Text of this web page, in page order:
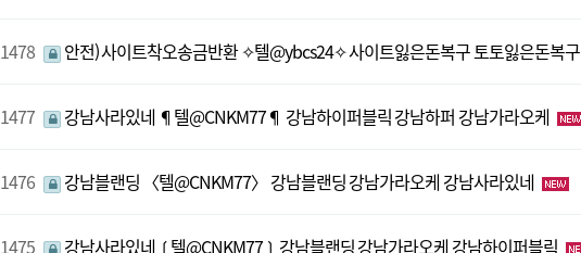
1478 안전) 사이트착오송금반환 ✧텔@ybcs24✧ 사이트잃은돈복구 토토잃은돈복구
1477 강남사라있네 ¶텔@CNKM77¶ 강남하이퍼블릭 강남하퍼 강남가라오케
1476 강남블랜딩 〈텔@CNKM77〉 강남블랜딩 강남가라오케 강남사라있네
1475 강남사라있네 ❲텔@CNKM77❳ 강남블랜딩 강남가라오케 강남하이퍼블릭